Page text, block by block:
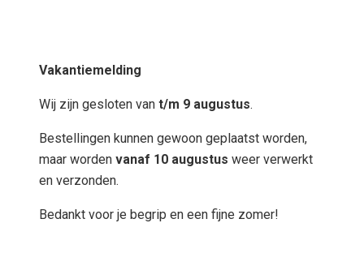
Vakantiemelding
Wij zijn gesloten van t/m 9 augustus.
Bestellingen kunnen gewoon geplaatst worden,
maar worden vanaf 10 augustus weer verwerkt
en verzonden.
Bedankt voor je begrip en een fijne zomer!